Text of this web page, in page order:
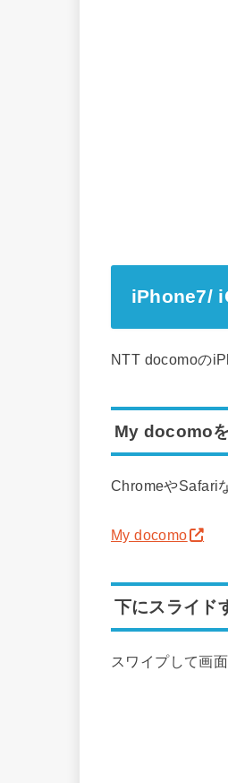
iPhone7/
NTT docomoの
My docomoを
ChromeやSafari
My docomo
下にスライド
スワイプして画